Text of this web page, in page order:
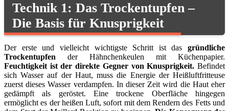
Technik 1: Das Trockentupfen –
Die Basis für Knusprigkeit
Der erste und vielleicht wichtigste Schritt ist das gründliche
Trockentupfen der Hähnchenkeulen mit Küchenpapier.
Feuchtigkeit ist der direkte Gegner von Knusprigkeit. Befindet
sich Wasser auf der Haut, muss die Energie der Heißluftfritteuse
zuerst dieses Wasser verdampfen. In dieser Zeit wird die Haut eher
gedämpft als geröstet. Eine trockene Oberfläche hingegen
ermöglicht es der heißen Luft, sofort mit dem Rendern des Fetts und